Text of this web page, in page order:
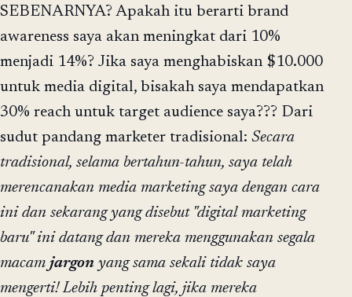
SEBENARNYA? Apakah itu berarti brand
awareness saya akan meningkat dari 10%
menjadi 14%? Jika saya menghabiskan $10.000
untuk media digital, bisakah saya mendapatkan
30% reach untuk target audience saya??? Dari
sudut pandang marketer tradisional: Secara
tradisional, selama bertahun-tahun, saya telah
merencanakan media marketing saya dengan cara
ini dan sekarang yang disebut "digital marketing
baru" ini datang dan mereka menggunakan segala
macam jargon yang sama sekali tidak saya
mengerti! Lebih penting lagi, jika mereka